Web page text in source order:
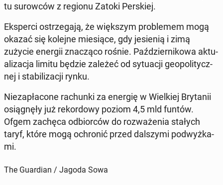
tu su­row­ców z regionu Zatoki Per­skiej.
Eks­per­ci ostrze­ga­ją, że więk­szym pro­ble­mem mogą
okazać się kolejne mie­sią­ce, gdy je­sie­nią i zimą
zużycie energii zna­czą­co rośnie. Paź­dzier­ni­ko­wa ak­tu­
ali­za­cja limitu będzie zależeć od sy­tu­acji geo­po­li­tycz­
nej i sta­bi­li­za­cji rynku.
Nie­za­pła­co­ne ra­chun­ki za energię w Wiel­kiej Bry­ta­nii
osią­gnę­ły już re­kor­do­wy poziom 4,5 mld funtów.
Ofgem zachęca od­bior­ców do roz­wa­że­nia stałych
taryf, które mogą ochro­nić przed dal­szy­mi pod­wyż­ka­
mi.
The Guardian / Jagoda Sowa